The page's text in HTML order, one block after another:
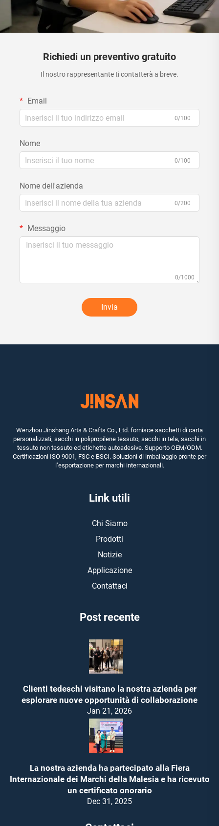
Richiedi un preventivo gratuito
Il nostro rappresentante ti contatterà a breve.
Email
0/100
Nome
0/100
Nome dell'azienda
0/200
Messaggio
0/1000
Invia
Wenzhou Jinshang Arts & Crafts Co., Ltd. fornisce sacchetti di carta
personalizzati, sacchi in polipropilene tessuto, sacchi in tela, sacchi in
tessuto non tessuto ed etichette autoadesive. Supporto OEM/ODM.
Certificazioni ISO 9001, FSC e BSCI. Soluzioni di imballaggio pronte per
l’esportazione per marchi internazionali.
Link utili
Chi Siamo
Prodotti
Notizie
Applicazione
Contattaci
Post recente
Clienti tedeschi visitano la nostra azienda per
esplorare nuove opportunità di collaborazione
Jan 21, 2026
La nostra azienda ha partecipato alla Fiera
Internazionale dei Marchi della Malesia e ha ricevuto
un certificato onorario
Dec 31, 2025